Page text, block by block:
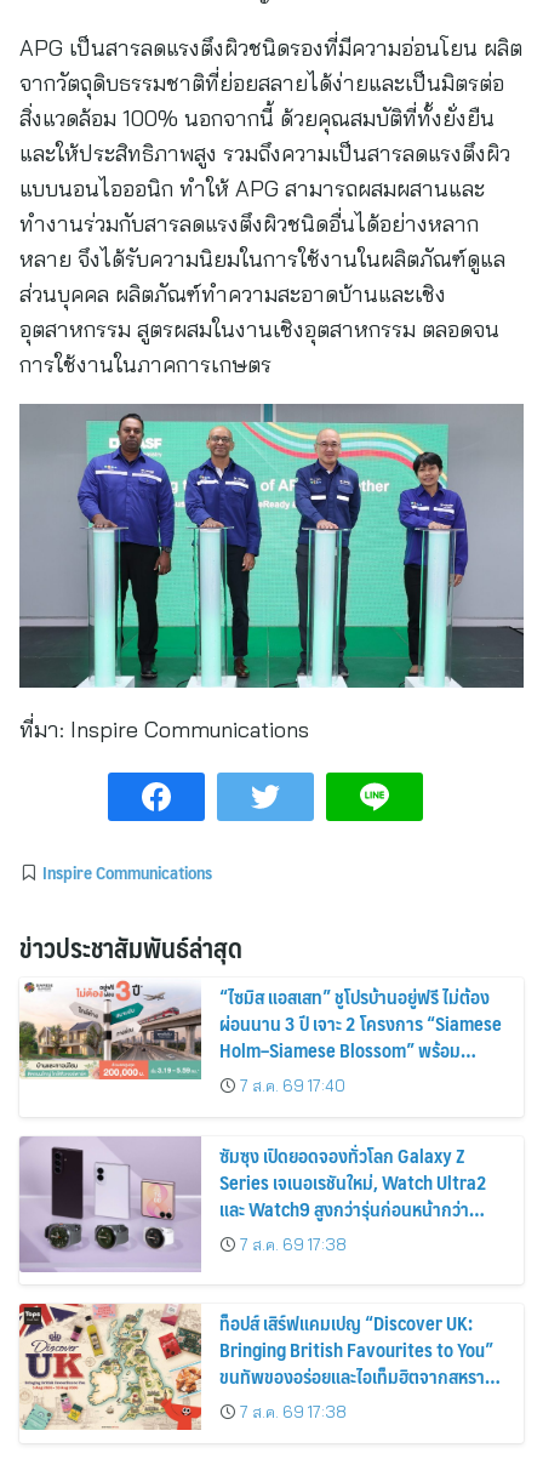
APG เป็นสารลดแรงตึงผิวชนิดรองที่มีความอ่อนโยน ผลิต
จากวัตถุดิบธรรมชาติที่ย่อยสลายได้ง่ายและเป็นมิตรต่อ
สิ่งแวดล้อม 100% นอกจากนี้ ด้วยคุณสมบัติที่ทั้งยั่งยืน
และให้ประสิทธิภาพสูง รวมถึงความเป็นสารลดแรงตึงผิว
แบบนอนไอออนิก ทำให้ APG สามารถผสมผสานและ
ทำงานร่วมกับสารลดแรงตึงผิวชนิดอื่นได้อย่างหลาก
หลาย จึงได้รับความนิยมในการใช้งานในผลิตภัณฑ์ดูแล
ส่วนบุคคล ผลิตภัณฑ์ทำความสะอาดบ้านและเชิง
อุตสาหกรรม สูตรผสมในงานเชิงอุตสาหกรรม ตลอดจน
การใช้งานในภาคการเกษตร
ที่มา: Inspire Communications
Inspire Communications
ข่าวประชาสัมพันธ์ล่าสุด
“ไซมิส แอสเสท” ชูโปรบ้านอยู่ฟรี ไม่ต้อง
ผ่อนนาน 3 ปี เจาะ 2 โครงการ “Siamese
Holm–Siamese Blossom” พร้อม
ส่วนลดและสิทธิพิเศษถึง 31 สิงหาคม
2569
7 ส.ค. 69 17:40
ซัมซุง เปิดยอดจองทั่วโลก Galaxy Z
Series เจเนอเรชันใหม่, Watch Ultra2
และ Watch9 สูงกว่ารุ่นก่อนหน้ากว่า
30%7 ส.ค. 69 17:38
ท็อปส์ เสิร์ฟแคมเปญ “Discover UK:
Bringing British Favourites to You”
ขนทัพของอร่อยและไอเท็มฮิตจากสหราช
อาณาจักร ส่งตรงถึงมือตั้งแต่วันนี้ – 18
สิงหาคมนี้
7 ส.ค. 69 17:38